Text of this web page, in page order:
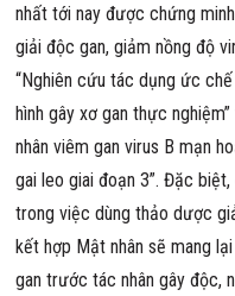
nhất tới nay được chứng
giải độc gan, giảm nồng độ
“Nghiên cứu tác dụng ức
hình gây xơ gan thực
nhân viêm gan virus B mạn
gai leo giai đoạn 3”. Đặc
trong việc dùng thảo dược
kết hợp Mật nhân sẽ mang
gan trước tác nhân gây độc,